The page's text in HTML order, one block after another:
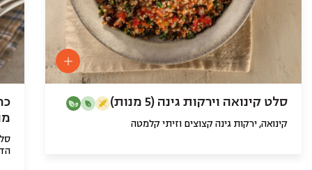
סלט קינואה וירקות גינה (5 מנות)
קינואה, ירקות גינה קצוצים וזיתי קלמטה